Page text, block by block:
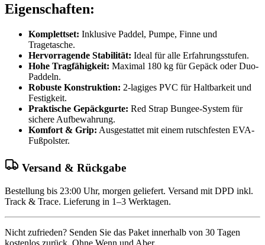
Eigenschaften:
Komplettset: Inklusive Paddel, Pumpe, Finne und
Tragetasche.
Hervorragende Stabilität: Ideal für alle Erfahrungsstufen.
Hohe Tragfähigkeit: Maximal 180 kg für Gepäck oder Duo-
Paddeln.
Robuste Konstruktion: 2-lagiges PVC für Haltbarkeit und
Festigkeit.
Praktische Gepäckgurte: Red Strap Bungee-System für
sichere Aufbewahrung.
Komfort & Grip: Ausgestattet mit einem rutschfesten EVA-
Fußpolster.
Versand & Rückgabe
Bestellung bis 23:00 Uhr, morgen geliefert. Versand mit DPD inkl.
Track & Trace. Lieferung in 1–3 Werktagen.
Nicht zufrieden? Senden Sie das Paket innerhalb von 30 Tagen
kostenlos zurück. Ohne Wenn und Aber.